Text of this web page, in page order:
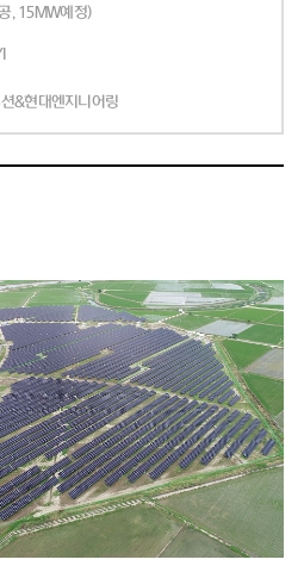
, 15MW예정)
&현대엔지니어링